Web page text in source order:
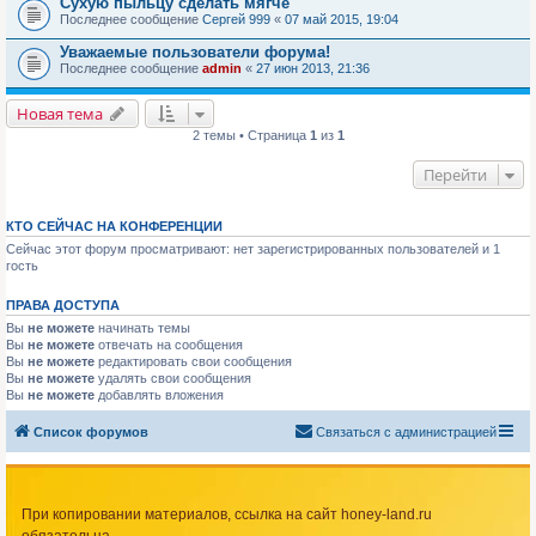
Последнее сообщение Сергей 999 « 07 май 2015, 19:04
Уважаемые пользователи форума!
Последнее сообщение admin « 27 июн 2013, 21:36
Новая тема
2 темы • Страница 1 из 1
Перейти
КТО СЕЙЧАС НА КОНФЕРЕНЦИИ
Сейчас этот форум просматривают: нет зарегистрированных пользователей и 1
гость
ПРАВА ДОСТУПА
Вы не можете начинать темы
Вы не можете отвечать на сообщения
Вы не можете редактировать свои сообщения
Вы не можете удалять свои сообщения
Вы не можете добавлять вложения
Список форумов Связаться с администрацией
При копировании материалов, ссылка на сайт honey-land.ru